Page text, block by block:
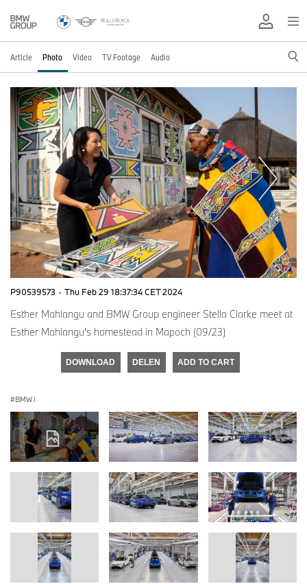
Article Photo Video TV Footage Audio
P90539573 · Thu Feb 29 18:37:34 CET 2024
Esther Mahlangu and BMW Group engineer Stella Clarke meet at
Esther Mahlangu’s homestead in Mapoch (09/23)
DOWNLOAD DELEN ADD TO CART
BMW i